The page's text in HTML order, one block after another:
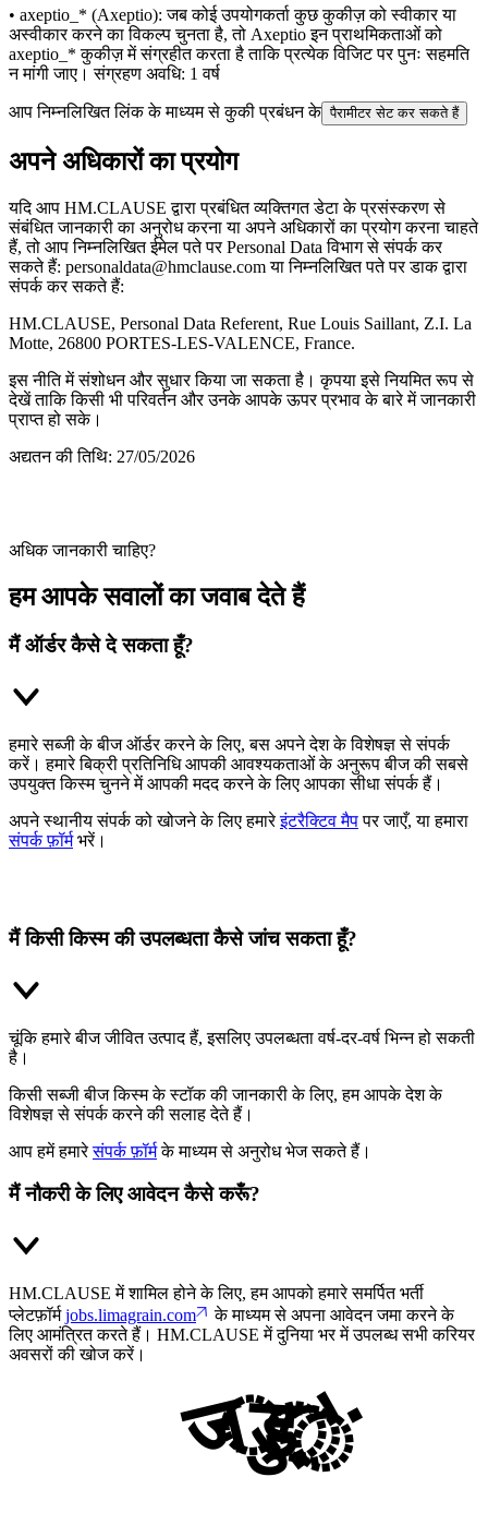
• axeptio_* (Axeptio): जब कोई उपयोगकर्ता कुछ कुकीज़ को स्वीकार या
अस्वीकार करने का विकल्प चुनता है, तो Axeptio इन प्राथमिकताओं को
axeptio_* कुकीज़ में संग्रहीत करता है ताकि प्रत्येक विजिट पर पुनः सहमति
न मांगी जाए। संग्रहण अवधि: 1 वर्ष
आप निम्नलिखित लिंक के माध्यम से कुकी प्रबंधन के पैरामीटर सेट कर सकते हैं
अपने अधिकारों का प्रयोग
यदि आप HM.CLAUSE द्वारा प्रबंधित व्यक्तिगत डेटा के प्रसंस्करण से
संबंधित जानकारी का अनुरोध करना या अपने अधिकारों का प्रयोग करना चाहते
हैं, तो आप निम्नलिखित ईमेल पते पर Personal Data विभाग से संपर्क कर
सकते हैं: personaldata@hmclause.com या निम्नलिखित पते पर डाक द्वारा
संपर्क कर सकते हैं:
HM.CLAUSE, Personal Data Referent, Rue Louis Saillant, Z.I. La
Motte, 26800 PORTES-LES-VALENCE, France.
इस नीति में संशोधन और सुधार किया जा सकता है। कृपया इसे नियमित रूप से
देखें ताकि किसी भी परिवर्तन और उनके आपके ऊपर प्रभाव के बारे में जानकारी
प्राप्त हो सके।
अद्यतन की तिथि: 27/05/2026
अधिक जानकारी चाहिए?
हम आपके सवालों का जवाब देते हैं
मैं ऑर्डर कैसे दे सकता हूँ?
हमारे सब्जी के बीज ऑर्डर करने के लिए, बस अपने देश के विशेषज्ञ से संपर्क
करें। हमारे बिक्री प्रतिनिधि आपकी आवश्यकताओं के अनुरूप बीज की सबसे
उपयुक्त किस्म चुनने में आपकी मदद करने के लिए आपका सीधा संपर्क हैं।
अपने स्थानीय संपर्क को खोजने के लिए हमारेइंटरैक्टिव मैपपर जाएँ, या हमारा
संपर्क फ़ॉर्मभरें।
मैं किसी किस्म की उपलब्धता कैसे जांच सकता हूँ?
चूंकि हमारे बीज जीवित उत्पाद हैं, इसलिए उपलब्धता वर्ष-दर-वर्ष भिन्न हो सकती
है।
किसी सब्जी बीज किस्म के स्टॉक की जानकारी के लिए, हम आपके देश के
विशेषज्ञ से संपर्क करने की सलाह देते हैं।
आप हमें हमारेसंपर्क फ़ॉर्मके माध्यम से अनुरोध भेज सकते हैं।
मैं नौकरी के लिए आवेदन कैसे करूँ?
HM.CLAUSE में शामिल होने के लिए, हम आपको हमारे समर्पित भर्ती
प्लेटफ़ॉर्मjobs.limagrain.com
के माध्यम से अपना आवेदन जमा करने के
लिए आमंत्रित करते हैं। HM.CLAUSE में दुनिया भर में उपलब्ध सभी करियर
अवसरों की खोज करें।
जुड़ें